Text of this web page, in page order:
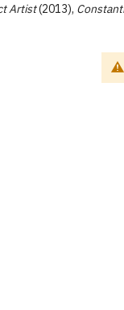
Artist(2013),